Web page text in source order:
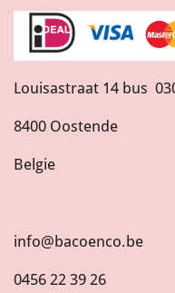
Louisastraat 14 bus
8400 Oostende
Belgie
info@bacoenco.be
0456 22 39 26